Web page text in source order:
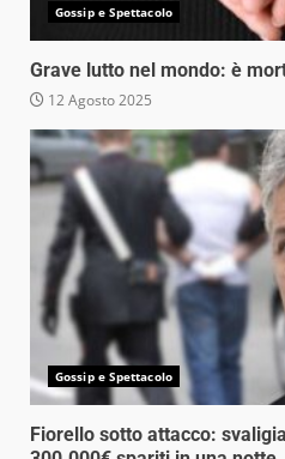
Gossip e Spettacolo
Grave lutto nel mondo: è
12 Agosto 2025
Gossip e Spettacolo
Fiorello sotto attacco: